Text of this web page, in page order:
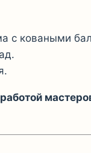
с коваными